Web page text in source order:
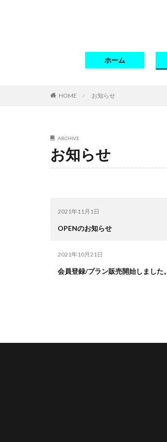
ホーム
HOME お知らせ
ARCHIVE
お知らせ
2021年11月1日
OPENのお知らせ
2021年10月21日
会員登録/プラン販売開始しました。